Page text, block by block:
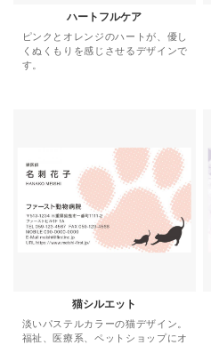
ハートフルケア
ピンクとオレンジのハートが、優し
くぬくもりを感じさせるデザインで
す。
猫シルエット
淡いパステルカラーの猫デザイン。
福祉、医療系、ペットショップにオ